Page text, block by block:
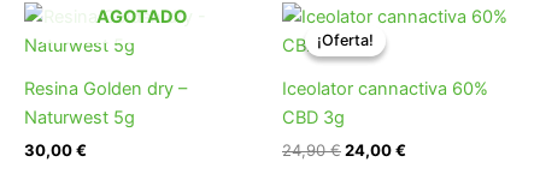
AGOTADO
Resina Golden dry –
Naturwest 5g
30,00€
¡Oferta!
¡Oferta!
Iceolator cannactiva 60%
CBD 3g
24,90€
El
precio
original
24,90 €.
24,00€
El
24,00 €.